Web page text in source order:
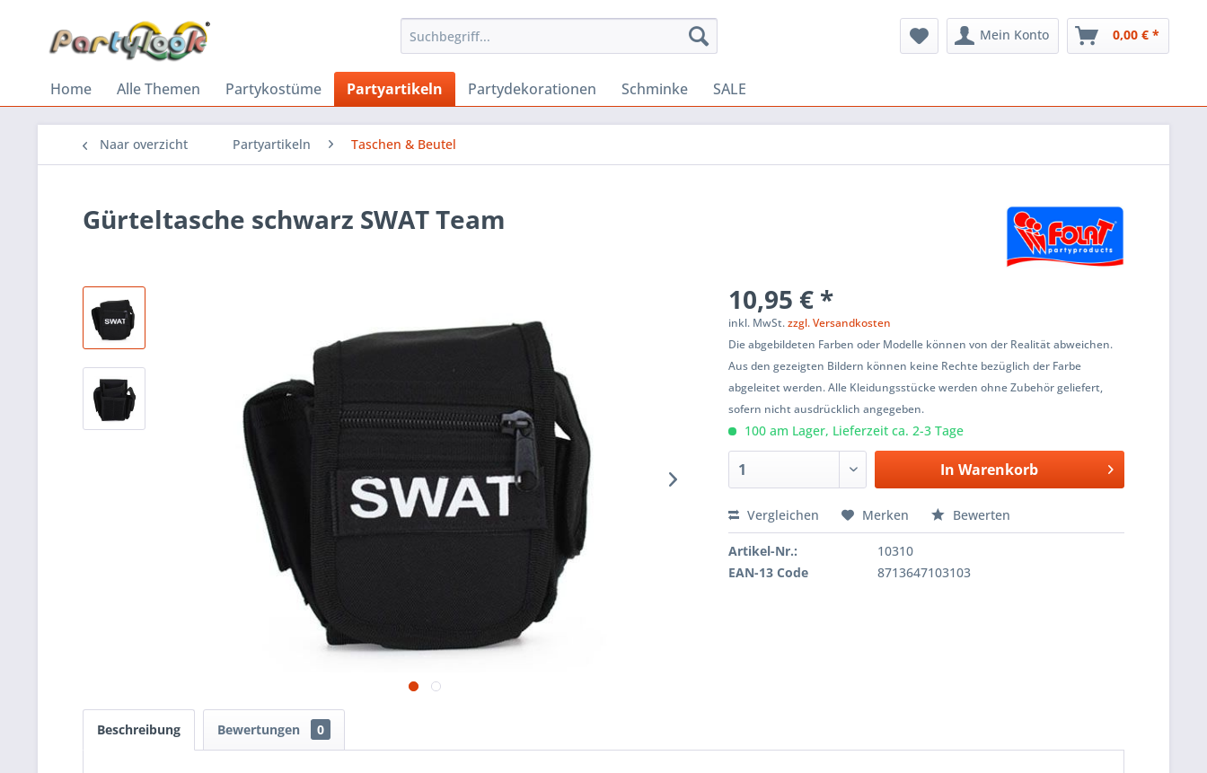
Mein Konto 0,00 € *
Home Alle Themen Partykostüme Partyartikeln Partydekorationen Schminke SALE
Naar overzicht Partyartikeln Taschen & Beutel
Gürteltasche schwarz SWAT Team
10,95 € *
inkl. MwSt.zzgl. Versandkosten
Die abgebildeten Farben oder Modelle können von der Realität abweichen.
Aus den gezeigten Bildern können keine Rechte bezüglich der Farbe
abgeleitet werden. Alle Kleidungsstücke werden ohne Zubehör geliefert,
sofern nicht ausdrücklich angegeben.
100 am Lager, Lieferzeit ca. 2-3 Tage
In Warenkorb
Vergleichen Merken Bewerten
Artikel-Nr.:
10310
EAN-13 Code
8713647103103
Beschreibung Bewertungen 0